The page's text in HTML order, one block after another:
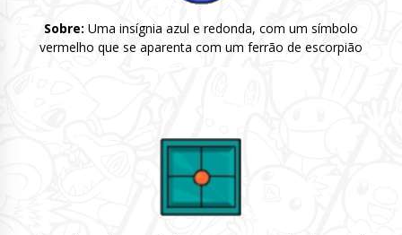
Sobre: Uma insígnia azul e redonda, com um símbolo
vermelho que se aparenta com um ferrão de escorpião